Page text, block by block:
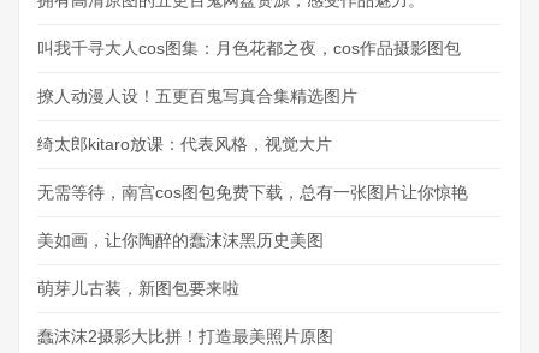
叫我千寻大人cos图集：月色花都之夜，cos作品摄影图包
撩人动漫人设！五更百鬼写真合集精选图片
绮太郎kitaro放课：代表风格，视觉大片
无需等待，南宫cos图包免费下载，总有一张图片让你惊艳
美如画，让你陶醉的蠢沫沫黑历史美图
萌芽儿古装，新图包要来啦
蠢沫沫2摄影大比拼！打造最美照片原图